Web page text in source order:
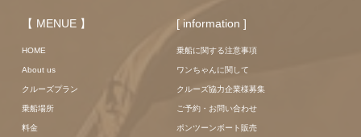
【 MENUE 】
HOME
About us
クルーズプラン
乗船場所
料金
[ information ]
乗船に関する注意事項
ワンちゃんに関して
クルーズ協力企業様募集
ご予約・お問い合わせ
ポンツーンボート販売